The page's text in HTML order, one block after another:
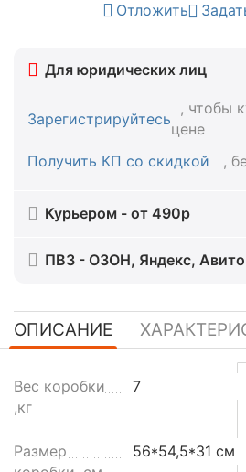
Отложить
Для юридических лиц
Зарегистрируйтесь
, чтобы
цене
Получить КП со скидкой
,
Курьером - от 490р
ПВЗ - ОЗОН, Яндекс, Авито
ОПИСАНИЕ
Д
и
п
е
Вес коробки
,кг
7
Размер
56*54,5*31 см